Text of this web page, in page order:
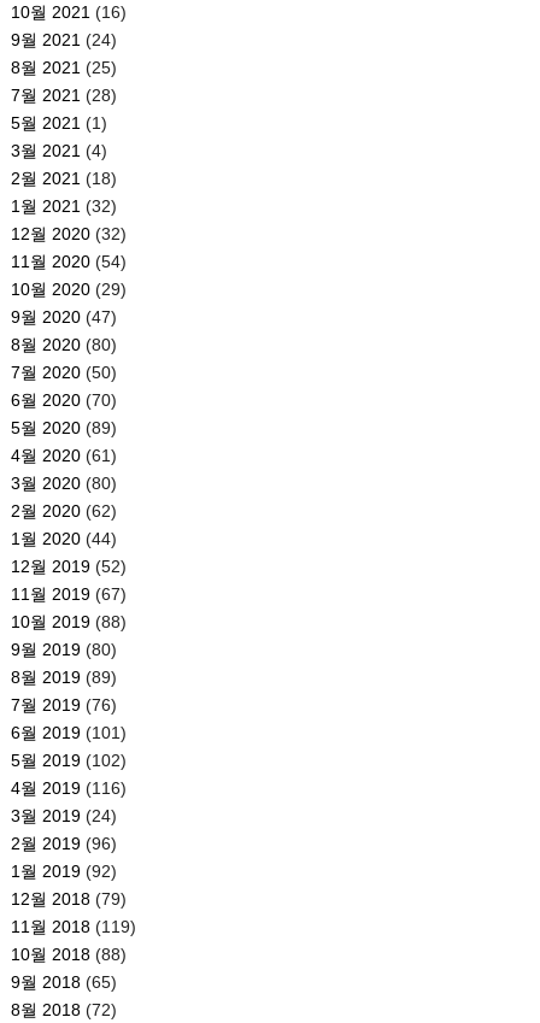
10월 2021 (16)
9월 2021 (24)
8월 2021 (25)
7월 2021 (28)
5월 2021 (1)
3월 2021 (4)
2월 2021 (18)
1월 2021 (32)
12월 2020(32)
11월 2020(54)
10월 2020(29)
9월 2020(47)
8월 2020(80)
7월 2020(50)
6월 2020(70)
5월 2020(89)
4월 2020(61)
3월 2020(80)
2월 2020(62)
1월 2020(44)
12월 2019(52)
11월 2019(67)
10월 2019(88)
9월 2019(80)
8월 2019(89)
7월 2019(76)
6월 2019(101)
5월 2019(102)
4월 2019(116)
3월 2019(24)
2월 2019(96)
1월 2019(92)
12월 2018(79)
11월 2018(119)
10월 2018(88)
9월 2018(65)
8월 2018(72)